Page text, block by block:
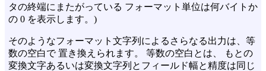
タの終端にまたがっている フォーマット単位は何バイトか
の 0 を表示します。)
そのようなフォーマット文字列によるさらなる出力は、等
数の空白で 置き換えられます。 等数の空白とは、 もとの
変換文字あるいは変換文字列とフィールド幅と精度は同じ